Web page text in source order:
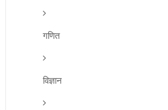
गणित
विज्ञान